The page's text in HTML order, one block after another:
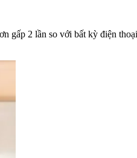
gấp 2 lần so với bất kỳ điện